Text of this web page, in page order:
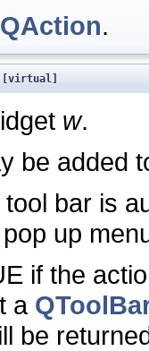
QAction.
[virtual]
w.
be added
bar is
up
if the
a
be